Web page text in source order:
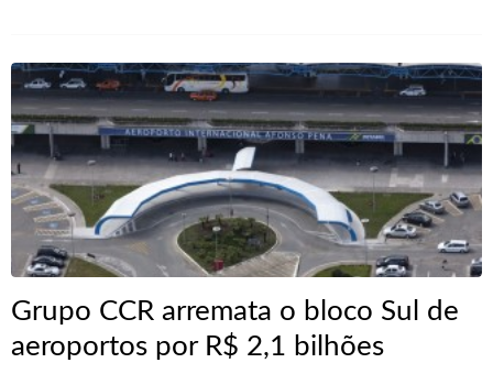
Grupo CCR arremata o bloco Sul de
aeroportos por R$ 2,1 bilhões